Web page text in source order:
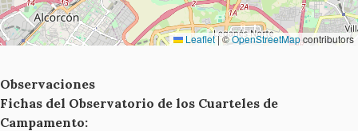
Leaflet |©OpenStreetMapcontributors
Observaciones
Fichas del Observatorio de los Cuarteles de
Campamento: